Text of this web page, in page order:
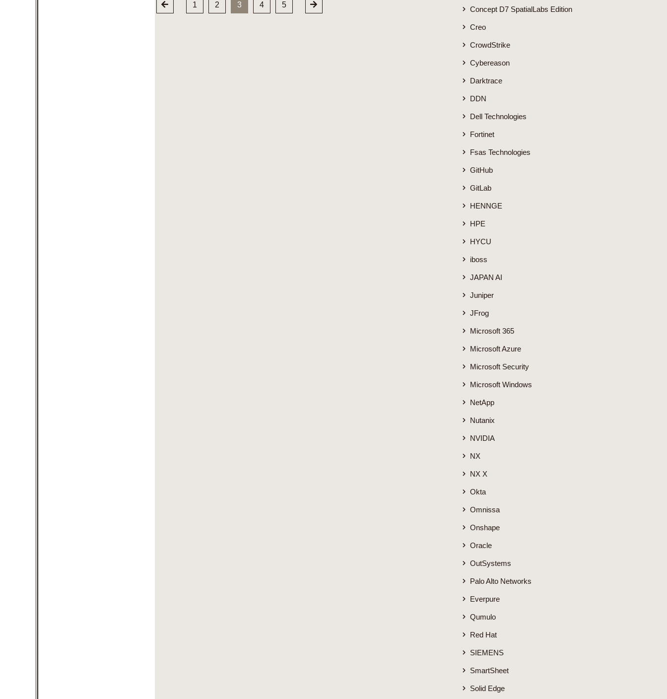
1 2 3 4 5
Concept D7 SpatialLabs Edition
Creo
CrowdStrike
Cybereason
Darktrace
DDN
Dell Technologies
Fortinet
Fsas Technologies
GitHub
GitLab
HENNGE
HPE
HYCU
iboss
JAPAN AI
Juniper
JFrog
Microsoft 365
Microsoft Azure
Microsoft Security
Microsoft Windows
NetApp
Nutanix
NVIDIA
NX
NX X
Okta
Omnissa
Onshape
Oracle
OutSystems
Palo Alto Networks
Everpure
Qumulo
Red Hat
SIEMENS
SmartSheet
Solid Edge